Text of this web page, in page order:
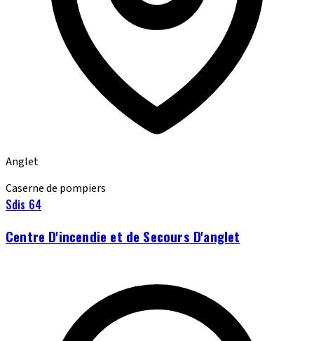
Anglet
Caserne de pompiers
Sdis 64
Centre D'incendie et de Secours D'anglet